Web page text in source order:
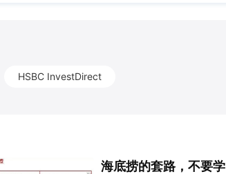
HSBC InvestDirect
海底捞的套路，不要学